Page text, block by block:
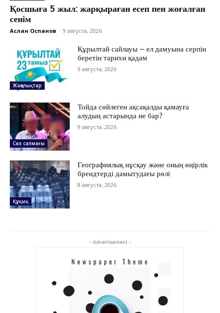
ЖАҢАЛЫҚТАР
ОҚИҒА
КӨЗҚАРАС
ЗЕРТТЕУ
СҰХБАТ
АРНАЙЫ ЖОБА
Қосшыға 5 жыл: жарқыраған есеп пен жоғалған
сенім
Аслан Оспанов - 9 августа, 2026
Жаңалықтар
Құрылтай сайлауы – ел дамуына серпін
беретін тарихи қадам
9 августа, 2026
Сөз салмағы
Тойда сөйлеген ақсақалды қамауға
алудың астарында не бар?
9 августа, 2026
Құқық
Географиялық нұсқау және оның өңірлік
брендтерді дамытудағы рөлі
8 августа, 2026
- Advertisement -